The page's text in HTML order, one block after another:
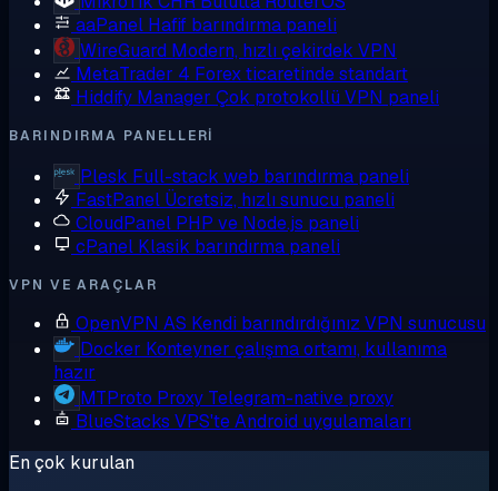
aaPanel Hafif barındırma paneli
WireGuard Modern, hızlı çekirdek VPN
MetaTrader 4 Forex ticaretinde standart
Hiddify Manager Çok protokollü VPN paneli
BARINDIRMA PANELLERI
Plesk Full-stack web barındırma paneli
FastPanel Ücretsiz, hızlı sunucu paneli
CloudPanel PHP ve Node.js paneli
cPanel Klasik barındırma paneli
VPN VE ARAÇLAR
OpenVPN AS Kendi barındırdığınız VPN sunucusu
Docker Konteyner çalışma ortamı, kullanıma
hazır
MTProto Proxy Telegram-native proxy
BlueStacks VPS'te Android uygulamaları
En çok kurulan